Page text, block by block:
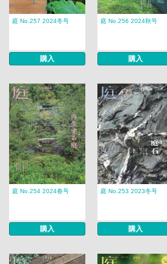
庭 No.257 2024冬号
購入
庭 No.256 2024秋号
購入
庭 No.254 2024春号
購入
庭 No.253 2023冬号
購入